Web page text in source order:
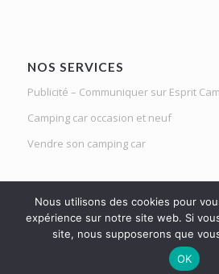
NOS SERVICES
Publicité – Communiquer sur Esprit
Camping car occasion et neuf
Vendre son camping car
Le Mag d'Esprit Camping Car | Netlight
Nous utilisons des cookies pour
expérience sur notre site web. Si
site, nous supposerons que
OK